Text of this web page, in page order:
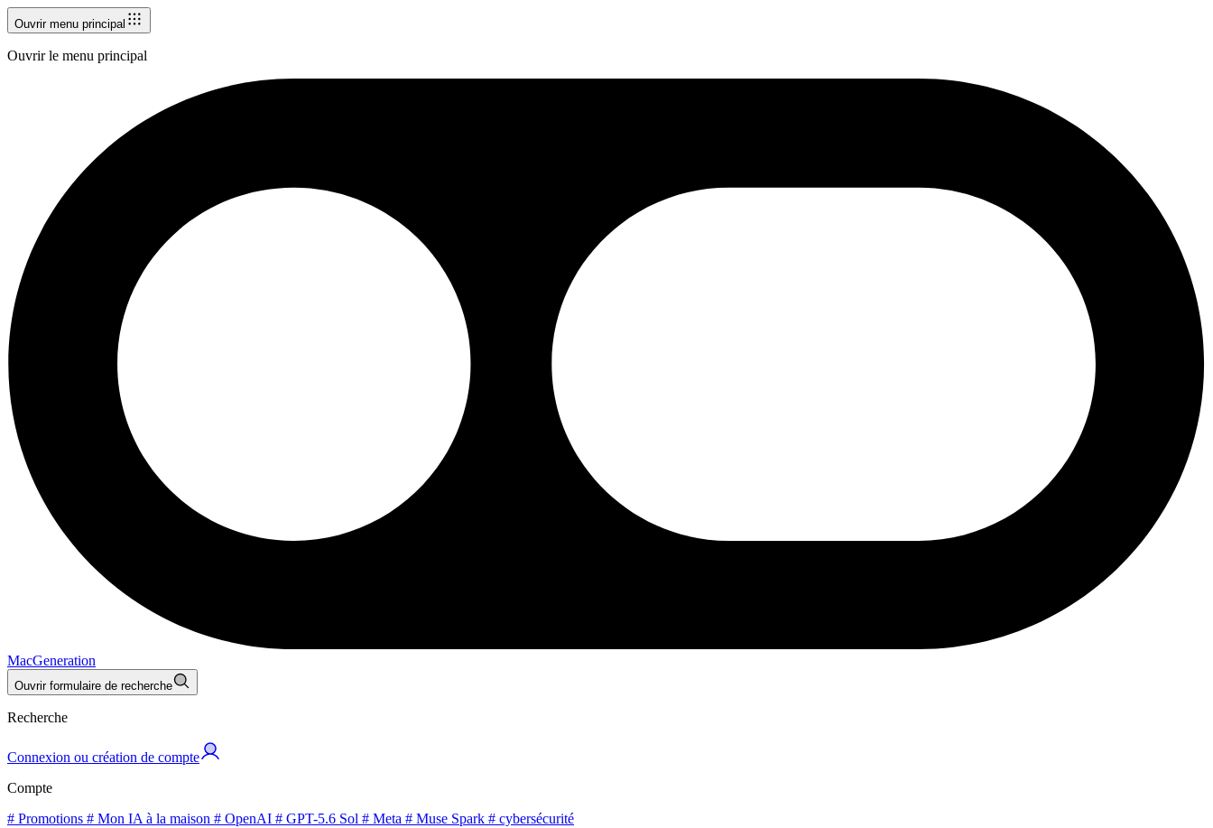
Ouvrir menu principal
Ouvrir le menu principal
MacGeneration
Ouvrir formulaire de recherche
Recherche
Connexion ou création de compte
Compte
# Promotions # Mon IA à la maison # OpenAI # GPT-5.6 Sol # Meta # Muse Spark # cybersécurité